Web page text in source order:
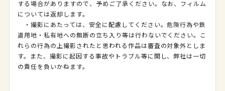
する場合がありますので、予めご了承ください。なお、フィルム
については返却します。
・撮影にあたっては、安全に配慮してください。危険行為や鉄
道用地・私有地への無断の立ち入り等は行わないでください。こ
れらの行為の上撮影されたと思われる作品は審査の対象外としま
す。また、撮影に起因する事故やトラブル等に関し、弊社は一切
の責任を負いかねます。